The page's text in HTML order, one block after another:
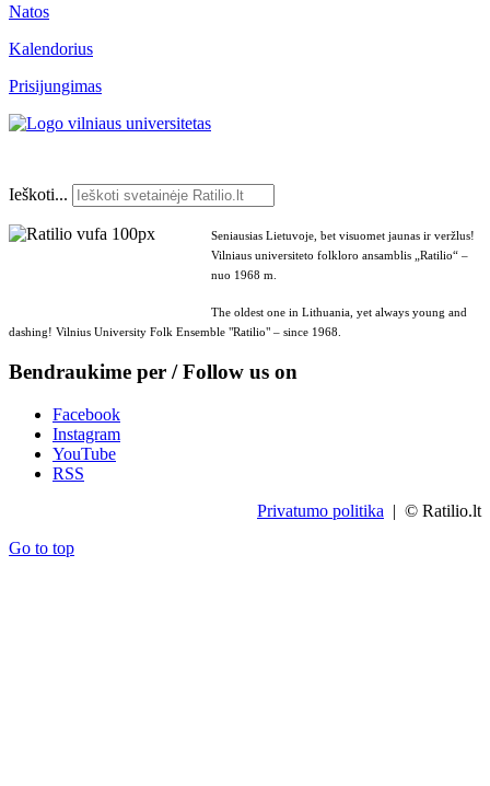
Natos
Kalendorius
Prisijungimas
Ieškoti...
Seniausias Lietuvoje, bet visuomet jaunas ir veržlus!
Vilniaus universiteto folkloro ansamblis „Ratilio“ –
nuo 1968 m.
The oldest one in Lithuania, yet always young and
dashing! Vilnius University Folk Ensemble "Ratilio" – since 1968.
Bendraukime per / Follow us on
Facebook
Instagram
YouTube
RSS
Privatumo politika | © Ratilio.lt
Go to top